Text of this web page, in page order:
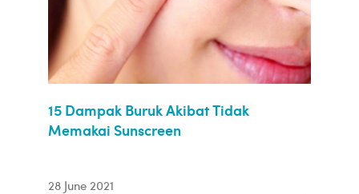
15 Dampak Buruk Akibat Tidak
Memakai Sunscreen
28 June 2021